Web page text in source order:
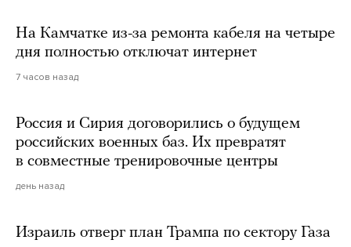
На Камчатке из-за ремонта кабеля на четыре
дня полностью отключат интернет
7 часов назад
Россия и Сирия договорились о будущем
российских военных баз. Их превратят
в совместные тренировочные центры
день назад
Израиль отверг план Трампа по сектору Газа